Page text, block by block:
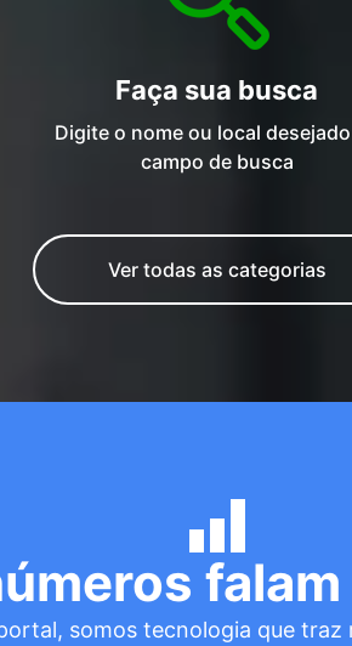
Faça sua busca
Digite o nome ou local
campo de busca
Ver todas as categorias
somos tecnologia que